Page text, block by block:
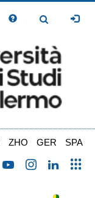
Toggle
ZHO GER SPA